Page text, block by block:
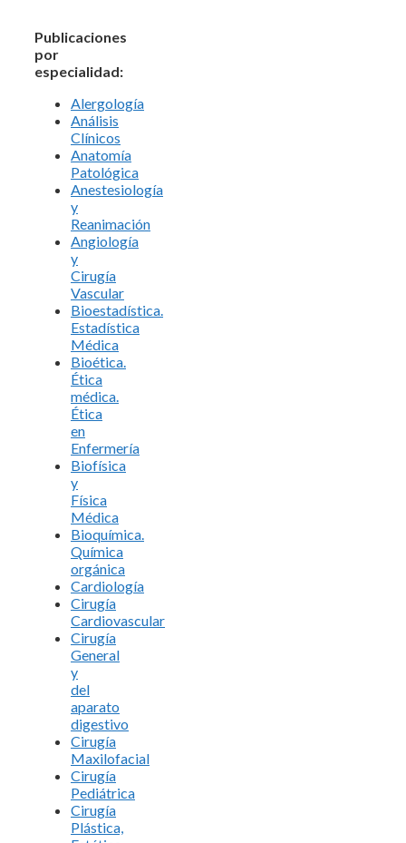
Publicaciones
por
especialidad:
Alergología
Análisis
Clínicos
Anatomía
Patológica
Anestesiología
y
Reanimación
Angiología
y
Cirugía
Vascular
Bioestadística.
Estadística
Médica
Bioética.
Ética
médica.
Ética
en
Enfermería
Biofísica
y
Física
Médica
Bioquímica.
Química
orgánica
Cardiología
Cirugía
Cardiovascular
Cirugía
General
y
del
aparato
digestivo
Cirugía
Maxilofacial
Cirugía
Pediátrica
Cirugía
Plástica,